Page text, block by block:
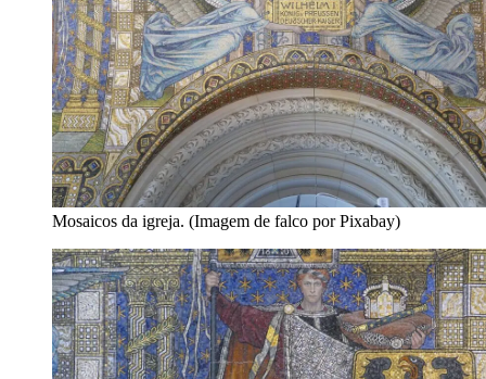
Mosaicos da igreja. (Imagem de falco por Pixabay)